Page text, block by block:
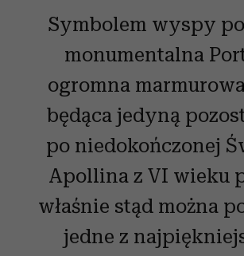
Symbolem wyspy
monumentalna
ogromna
będąca jedyną
po niedokończonej
Apollina z VI wieku
właśnie stąd można
jedne z